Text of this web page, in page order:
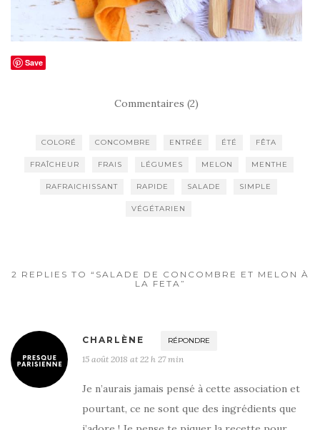
Save
Commentaires (2)
COLORÉ CONCOMBRE ENTRÉE ÉTÉ FÊTA
FRAÎCHEUR FRAIS LÉGUMES MELON MENTHE
RAFRAICHISSANT RAPIDE SALADE SIMPLE
VÉGÉTARIEN
2 REPLIES TO “SALADE DE CONCOMBRE ET MELON À
LA FETA”
CHARLÈNE RÉPONDRE
15 août 2018 at 22 h 27 min
Je n’aurais jamais pensé à cette association et
pourtant, ce ne sont que des ingrédients que